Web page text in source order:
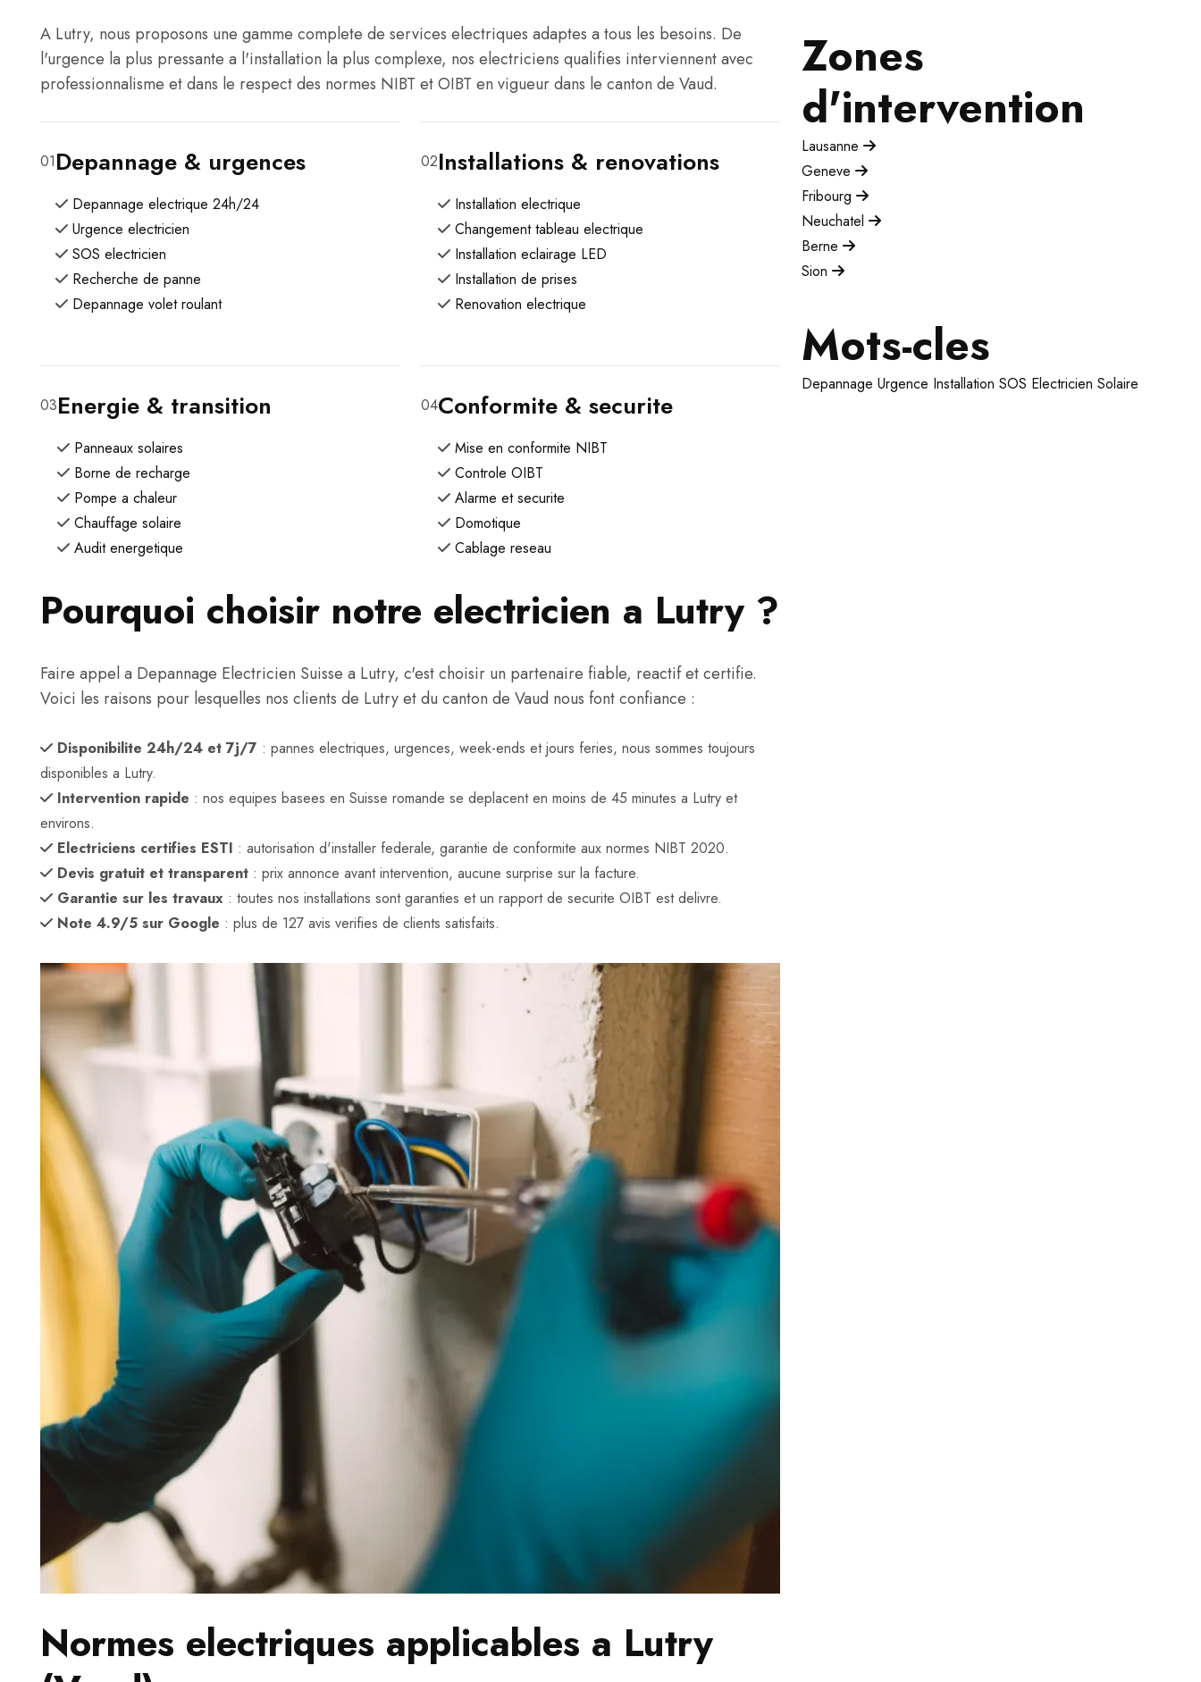
A Lutry, nous proposons une gamme complete de services electriques adaptes a tous les besoins. De
l'urgence la plus pressante a l'installation la plus complexe, nos electriciens qualifies interviennent avec
professionnalisme et dans le respect des normes NIBT et OIBT en vigueur dans le canton de Vaud.
01Depannage & urgences
Depannage electrique 24h/24
Urgence electricien
SOS electricien
Recherche de panne
Depannage volet roulant
02Installations & renovations
Installation electrique
Changement tableau electrique
Installation eclairage LED
Installation de prises
Renovation electrique
03Energie & transition
Panneaux solaires
Borne de recharge
Pompe a chaleur
Chauffage solaire
Audit energetique
04Conformite & securite
Mise en conformite NIBT
Controle OIBT
Alarme et securite
Domotique
Cablage reseau
Pourquoi choisir notre electricien a Lutry ?
Faire appel a Depannage Electricien Suisse a Lutry, c'est choisir un partenaire fiable, reactif et certifie.
Voici les raisons pour lesquelles nos clients de Lutry et du canton de Vaud nous font confiance :
Disponibilite 24h/24 et 7j/7 : pannes electriques, urgences, week-ends et jours feries, nous sommes toujours
disponibles a Lutry.
Intervention rapide : nos equipes basees en Suisse romande se deplacent en moins de 45 minutes a Lutry et
environs.
Electriciens certifies ESTI : autorisation d'installer federale, garantie de conformite aux normes NIBT 2020.
Devis gratuit et transparent : prix annonce avant intervention, aucune surprise sur la facture.
Garantie sur les travaux : toutes nos installations sont garanties et un rapport de securite OIBT est delivre.
Note 4.9/5 sur Google : plus de 127 avis verifies de clients satisfaits.
Normes electriques applicables a Lutry
Zones
d'intervention
Lausanne
Geneve
Fribourg
Neuchatel
Berne
Sion
Mots-cles
Depannage Urgence Installation SOS Electricien Solaire